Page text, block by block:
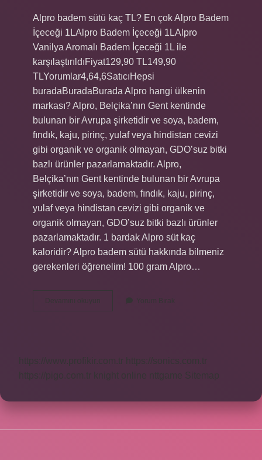
Alpro badem sütü kaç TL? En çok Alpro Badem
İçeceği 1LAlpro Badem İçeceği 1LAlpro
Vanilya Aromalı Badem İçeceği 1L ile
karşılaştırıldıFiyat129,90 TL149,90
TLYorumlar4,64,6SatıcıHepsi
buradaBuradaBurada Alpro hangi ülkenin
markası? Alpro, Belçika’nın Gent kentinde
bulunan bir Avrupa şirketidir ve soya, badem,
fındık, kaju, pirinç, yulaf veya hindistan cevizi
gibi organik ve organik olmayan, GDO’suz bitki
bazlı ürünler pazarlamaktadır. Alpro,
Belçika’nın Gent kentinde bulunan bir Avrupa
şirketidir ve soya, badem, fındık, kaju, pirinç,
yulaf veya hindistan cevizi gibi organik ve
organik olmayan, GDO’suz bitki bazlı ürünler
pazarlamaktadır. 1 bardak Alpro süt kaç
kaloridir? Alpro badem sütü hakkında bilmeniz
gerekenleri öğrenelim! 100 gram Alpro…
Devamını okuyun
Ne
Yorum Bırak
https://www.profikir.com.tr
https://sonics.com.tr
https://pigo.com.tr
knight online nttgame Sitemap